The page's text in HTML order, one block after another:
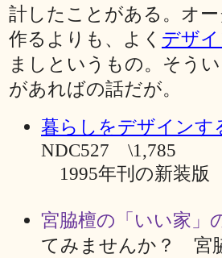
計したことがある。オ
作るよりも、よく デザイ
ましというもの。そう
があればの話だが。
暮らしをデザインす
NDC527 \1,785
1995年刊の新装版
宮脇檀の「いい家」
てみませんか？ 宮